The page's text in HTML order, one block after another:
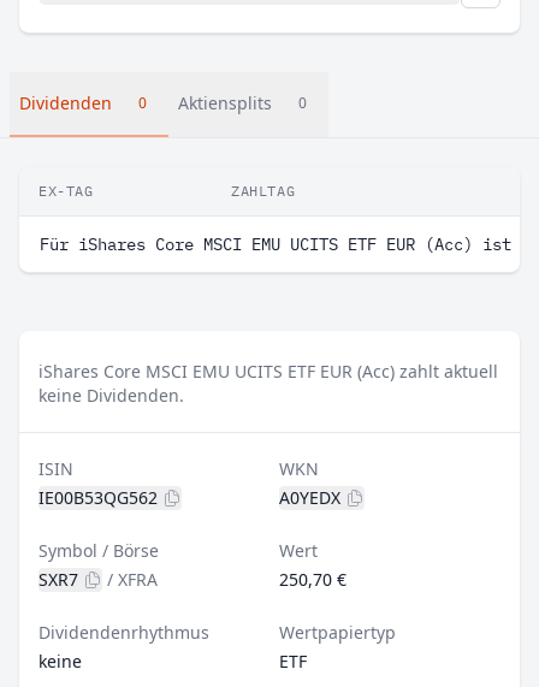
Dividenden 0 Aktiensplits 0
EX-TAG ZAHLTAG
Für iShares Core MSCI EMU UCITS ETF EUR (Acc)
iShares Core MSCI EMU UCITS ETF EUR (Acc) zahlt aktuell
keine Dividenden.
ISIN
IE00B53QG562
WKN
A0YEDX
Symbol / Börse
SXR7
/ XFRA
Wert
250,70 €
Dividendenrhythmus
keine
Wertpapiertyp
ETF